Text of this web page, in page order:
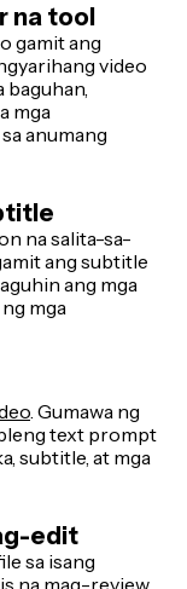
na tool
gamit ang
video
baguhan,
mga
anumang
na salita-sa-
ang subtitle
ang mga
mga
. Gumawa ng
text prompt
subtitle, at mga
edit
sa isang
na mag-review